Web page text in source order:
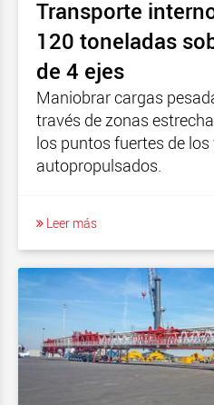
Transporte
120 toneladas
de 4 ejes
Maniobrar cargas
través de zonas
los puntos fuertes de
autopropulsados.
Leer más